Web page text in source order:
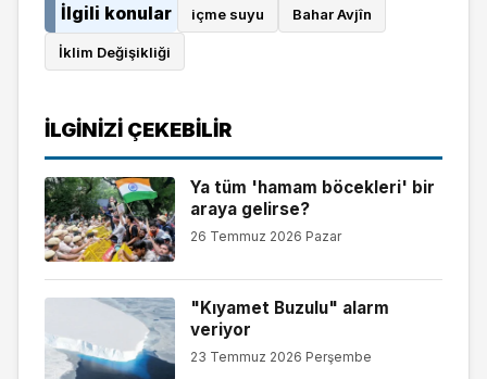
İlgili konular içme suyu Bahar Avjîn
İklim Değişikliği
İLGINIZI ÇEKEBILIR
Ya tüm 'hamam böcekleri' bir
araya gelirse?
26 Temmuz 2026 Pazar
"Kıyamet Buzulu" alarm
veriyor
23 Temmuz 2026 Perşembe